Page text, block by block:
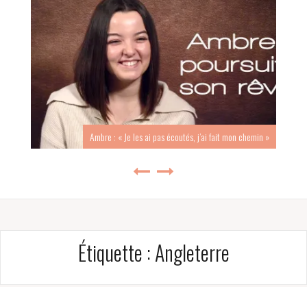
Ambre : « Je les ai pas écoutés, j’ai fait mon chemin »
Étiquette :Angleterre